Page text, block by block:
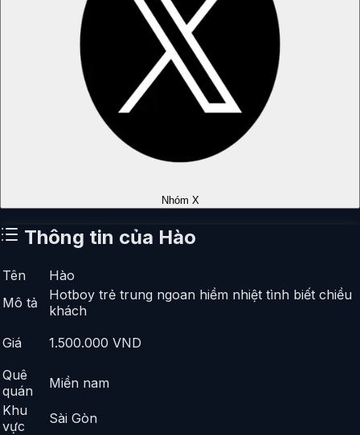
Nhóm X
Thông tin của Hào
Tên
Hào
Mô tả
Hotboy trẻ trung ngoan hiềm nhiệt tình biết chiều
khách
Giá
1.500.000 VND
Quê
quán
Miền nam
Khu
vực
Sài Gòn